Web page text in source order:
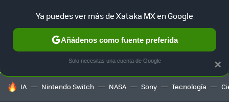
SELECCIÓN GAMING HOME AUTO TERRITORIO
HOY SE HABLA DE
IA Nintendo Switch NASA Sony Tecnología
×
Ya puedes ver más de Xataka MX en Google
Añádenos como fuente preferida
Solo necesitas una cuenta de Google